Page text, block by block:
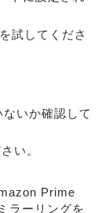
試してくださ
いか確認して
い。
Prime
ラーリングを